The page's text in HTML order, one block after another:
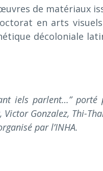
de matériaux
en arts
décoloniale
iels parlent…” porté
Gonzalez, Thi-
par l’INHA.